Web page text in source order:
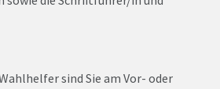
sind Sie am Vor- oder